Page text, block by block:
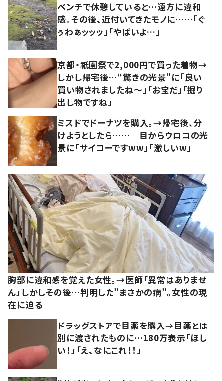
ベンチで休憩していると…遠方に違和
感。その後、近付いてきたモノに……「ぐ
ぅわぁッッッ」「やばいよ…」
京都・祇園祭で2,000円で買った着物→
しかし帰宅後…“驚きの光景”に「良い
買い物されましたね～」「お宝だ」「掘り
出し物ですね」
ミスドでドーナツを購入。→帰宅後、分
けようとしたら…… 目からウロコの光
景に「サイコーですww」「激しいw」
胸部に違和感を覚えた女性。→医師「異常はありませ
ん」しかしその後…判明した”まさかの病”。女性の現
在に迫る
ドラッグストアで目薬を購入→目薬とは
別に渡されたものに…180万表示「ほし
い！」「え、なにこれ！！」